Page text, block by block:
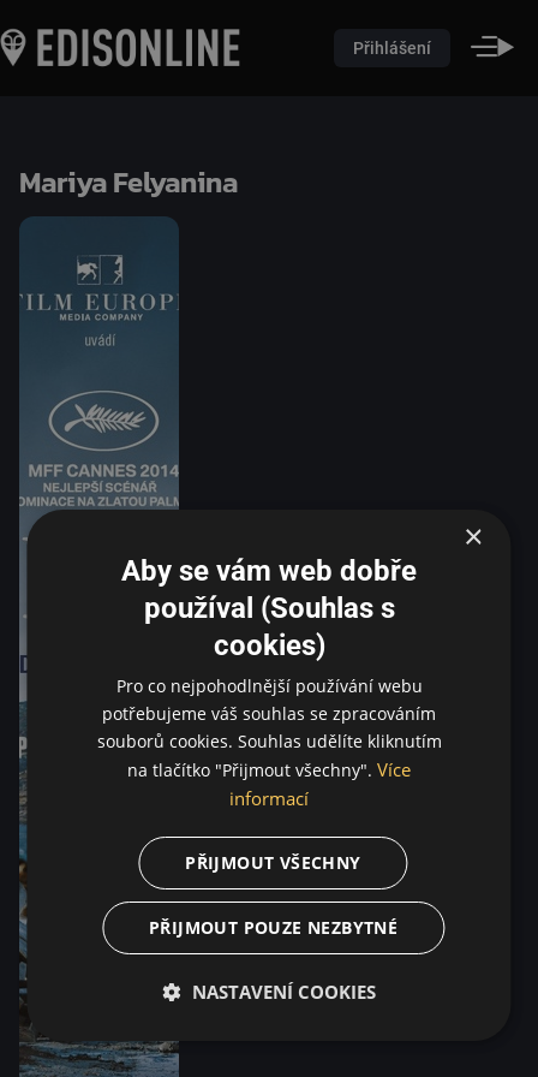
Přihlášení
Mariya Felyanina
×
Aby se vám web dobře
používal (Souhlas s
cookies)
Pro co nejpohodlnější používání webu
potřebujeme váš souhlas se zpracováním
souborů cookies. Souhlas udělíte kliknutím
na tlačítko "Přijmout všechny". Více
informací
PŘIJMOUT VŠECHNY
PŘIJMOUT POUZE NEZBYTNÉ
NASTAVENÍ COOKIES